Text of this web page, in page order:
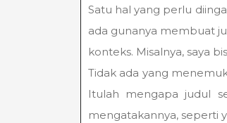
Satu hal yang perlu
ada gunanya membuat
konteks. Misalnya, saya
Tidak ada yang
Itulah mengapa judul
mengatakannya, seperti